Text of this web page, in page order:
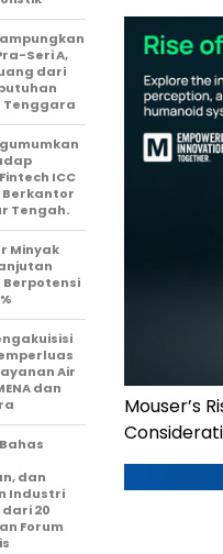
Mouser’s
Seri A,
dari
Tenggara
ICC
Berkantor
Tengah.
Minyak
Air
dan
Bahas
dan
Industri
dari 20
Forum